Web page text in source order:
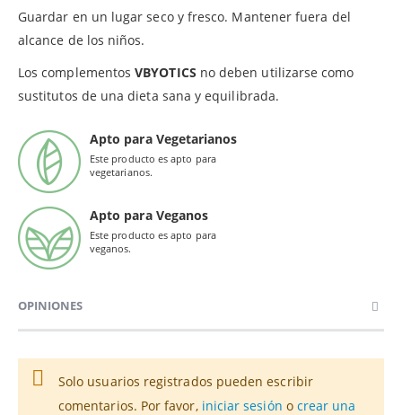
Guardar en un lugar seco y fresco. Mantener fuera del
alcance de los niños.
Los complementosVBYOTICS no deben utilizarse como
sustitutos de una dieta sana y equilibrada.
Apto para Vegetarianos
Este producto es apto para
vegetarianos.
Apto para Veganos
Este producto es apto para
veganos.
OPINIONES
Solo usuarios registrados pueden escribir
comentarios. Por favor, iniciar sesión o crear una